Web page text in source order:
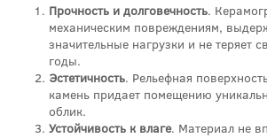
Прочность и долговечность.
механическим повреждениям,
значительные нагрузки и не теряет
годы.
Эстетичность. Рельефная
камень придает помещению
облик.
Устойчивость к влаге. Материал не